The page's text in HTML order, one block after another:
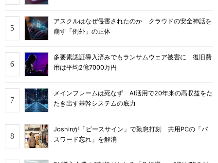
アスクルはなぜ侵害されたのか クラウドの安全神話を
崩す「例外」の正体
多要素認証導入済みでもランサムウェア被害に 復旧費
用は平均2億7000万円
メインフレームは死なず AI活用で20年来の高収益をた
たき出す基幹システムの底力
Joshinが「ピースサイン」で勤怠打刻 共用PCの「パ
スワード忘れ」を解消